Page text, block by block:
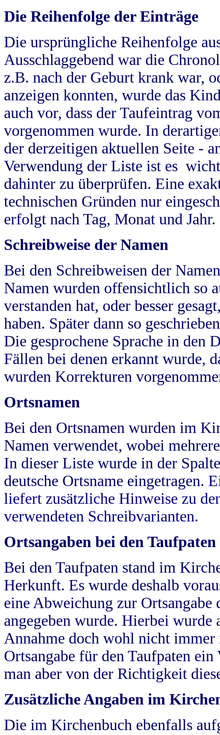
Die Reihenfolge der Einträge
Die ursprüngliche Reihenfolge
Ausschlaggebend war die
z.B. nach der Geburt krank war,
anzeigen konnten, wurde das
auch vor, dass der Taufeintrag
vorgenommen wurde. In
der derzeitigen aktuellen Seite -
Verwendung der Liste ist es
dahinter zu überprüfen. Eine
technischen Gründen nur
erfolgt nach Tag, Monat und Jahr.
Schreibweise der Namen
Bei den Schreibweisen der
Namen wurden offensichtlich so
verstanden hat, oder besser
haben. Später dann so
Die gesprochene Sprache in
Fällen bei denen erkannt wurde,
wurden Korrekturen
Ortsnamen
Bei den Ortsnamen wurden im
Namen verwendet, wobei
In dieser Liste wurde in der
deutsche Ortsname eingetragen.
liefert zusätzliche Hinweise zu
verwendeten Schreibvarianten.
Ortsangaben bei den Taufpaten
Bei den Taufpaten stand im
Herkunft. Es wurde deshalb
eine Abweichung zur
angegeben wurde. Hierbei wurde
Annahme doch wohl nicht
Ortsangabe für den Taufpaten
man aber von der Richtigkeit
Zusätzliche Angaben im
Die im Kirchenbuch ebenfalls